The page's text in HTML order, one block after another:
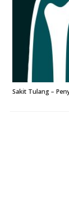
Sakit Tulang –